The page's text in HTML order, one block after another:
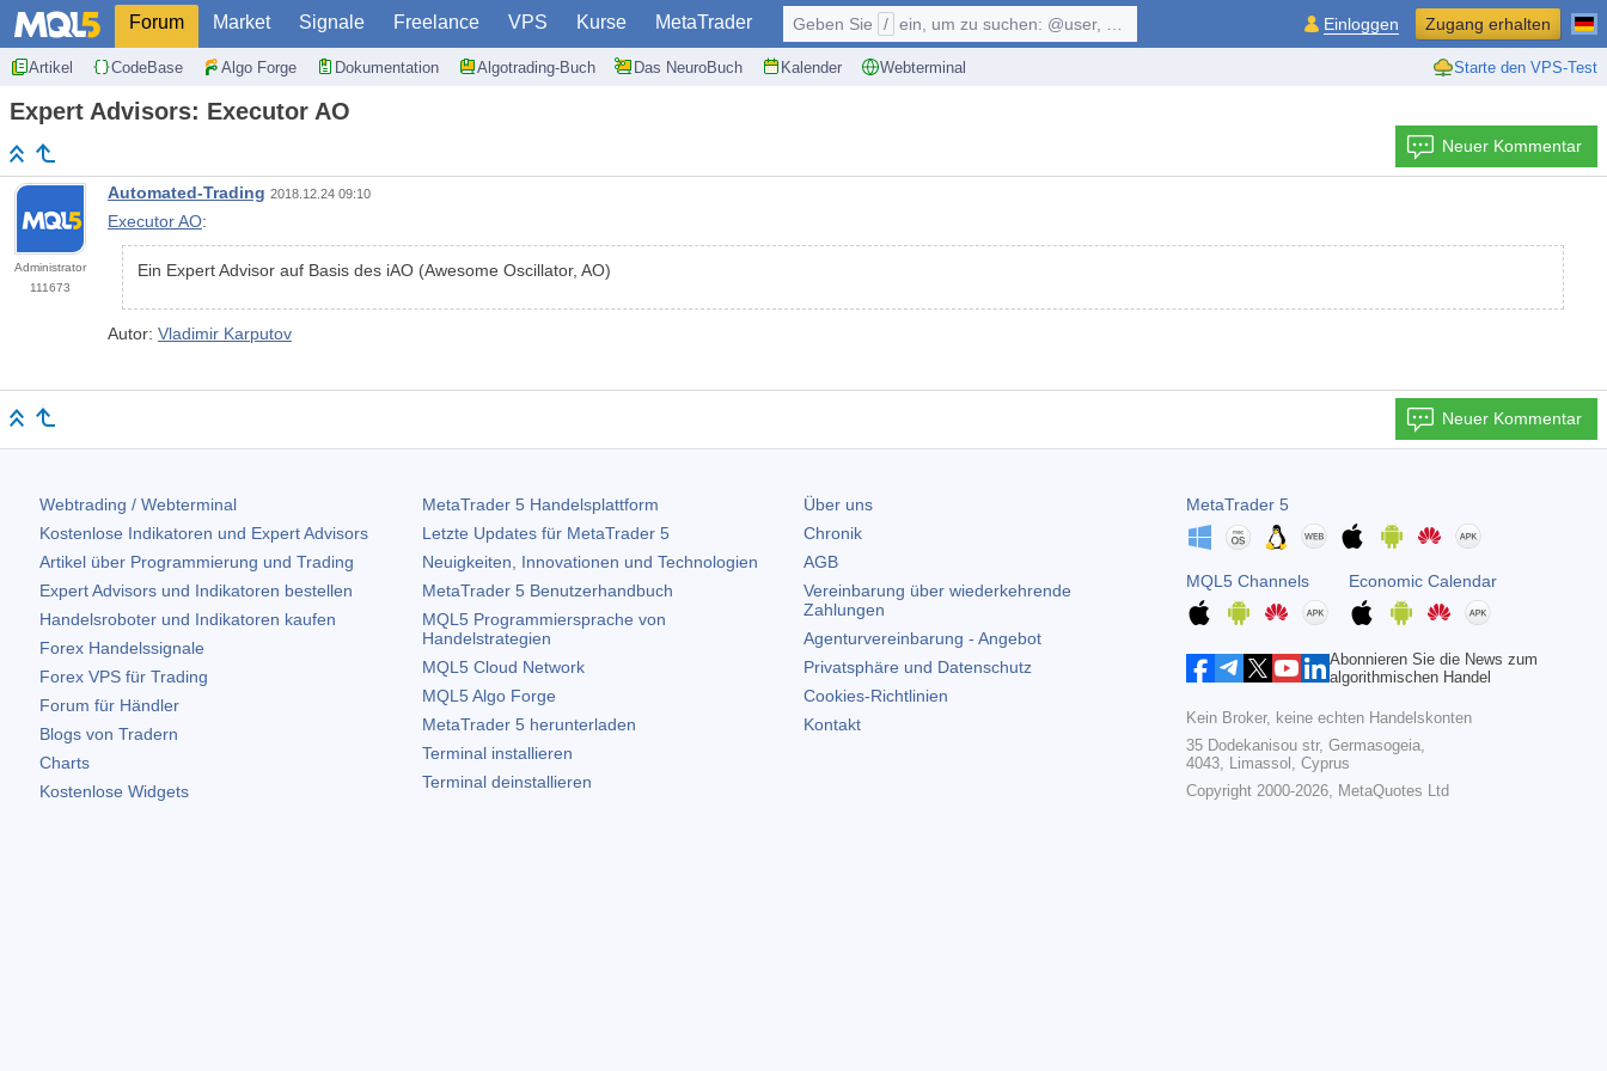
Forum Market Signale Freelance VPS Kurse MetaTrader
Artikel CodeBase Algo Forge Dokumentation Algotrading-Buch Das NeuroBuch Kalender Webterminal Starte den VPS-Test
Geben Sie / ein, um zu suchen: @user, $symbol, ... Einloggen Zugang erhalten
Expert Advisors: Executor AO
Neuer Kommentar
Administrator
111673
Automated-Trading 2018.12.24 09:10
Executor AO:
Ein Expert Advisor auf Basis des iAO (Awesome Oscillator, AO)
Autor: Vladimir Karputov
Neuer Kommentar
Webtrading / Webterminal
Kostenlose Indikatoren und Expert Advisors
Artikel über Programmierung und Trading
Expert Advisors und Indikatoren bestellen
Handelsroboter und Indikatoren kaufen
Forex Handelssignale
Forex VPS für Trading
Forum für Händler
Blogs von Tradern
Charts
Kostenlose Widgets
MetaTrader 5Handelsplattform
Letzte Updates für MetaTrader 5
Neuigkeiten, Innovationen und Technologien
MetaTrader 5Benutzerhandbuch
MQL5 Programmiersprache von
Handelstrategien
MQL5 Cloud Network
MQL5 Algo Forge
MetaTrader 5herunterladen
Terminal installieren
Terminal deinstallieren
Über uns
Chronik
AGB
Vereinbarung über wiederkehrende
Zahlungen
Agenturvereinbarung - Angebot
Privatsphäre und Datenschutz
Cookies-Richtlinien
Kontakt
MetaTrader 5
MQL5 Channels Economic Calendar
Abonnieren Sie die News zum
algorithmischen Handel
Kein Broker, keine echten Handelskonten
35 Dodekanisou str, Germasogeia,
4043, Limassol, Cyprus
Copyright 2000-2026, MetaQuotes Ltd